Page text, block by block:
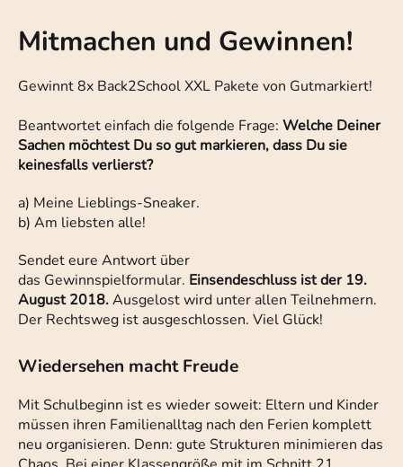
Mitmachen und Gewinnen!
Gewinnt 8x Back2School XXL Pakete von Gutmarkiert!
Beantwortet einfach die folgende Frage: Welche Deiner
Sachen möchtest Du so gut markieren, dass Du sie
keinesfalls verlierst?
a) Meine Lieblings-Sneaker.
b) Am liebsten alle!
Sendet eure Antwort über
das Gewinnspielformular. Einsendeschluss ist der 19.
August 2018.Ausgelost wird unter allen Teilnehmern.
Der Rechtsweg ist ausgeschlossen. Viel Glück!
Wiedersehen macht Freude
Mit Schulbeginn ist es wieder soweit: Eltern und Kinder
müssen ihren Familienalltag nach den Ferien komplett
neu organisieren. Denn: gute Strukturen minimieren das